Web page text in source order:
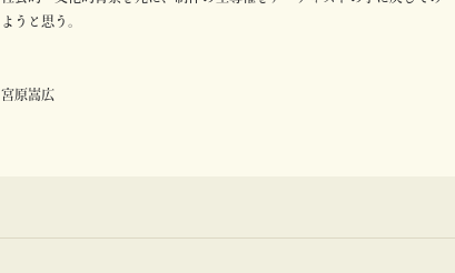
ようと思う。
宮原嵩広